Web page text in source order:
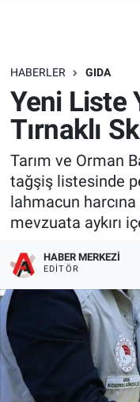
HABERLER GIDA
Yeni Liste
Tırnaklı
Tarım ve Orman
tağşiş listesinde
lahmacun
mevzuata aykırı
HABER MERKEZI
EDITÖR